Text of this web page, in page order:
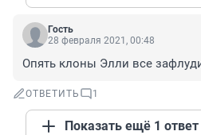
Гость
28 февраля 2021, 00:48
Опять клоны Элли все
ОТВЕТИТЬ 1
Показать ещё 1 ответ